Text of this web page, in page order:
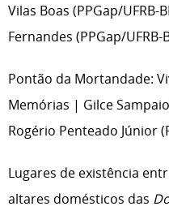
Vilas Boas (PPGap/
Fernandes (PPGap/UFRB-
Pontão da Mortandade:
Memórias | Gilce
Rogério Penteado Júnior
Lugares de existência
altares domésticos das